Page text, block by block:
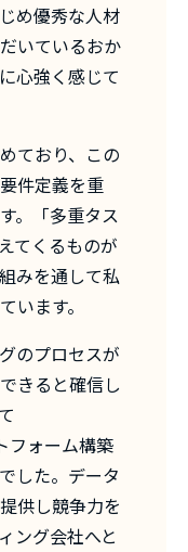
め優秀な人材
いているおか
心強く感じて
ており、この
件定義を重
。「多重タス
てくるものが
みを通して私
います。
のプロセスが
きると確信し
フォーム構築
した。データ
供し競争力を
ング会社へと